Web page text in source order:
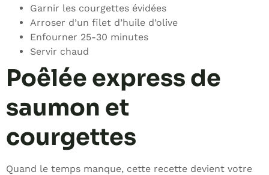
Garnir les courgettes évidées
Arroser d’un filet d’huile d’olive
Enfourner 25-30 minutes
Servir chaud
Poêlée express de
saumon et
courgettes
Quand le temps manque, cette recette devient votre